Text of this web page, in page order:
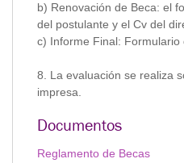
b) Renovación de Beca: el
del postulante y el Cv del
c) Informe Final: Formulario
8. La evaluación se realiza
impresa.
Documentos
Reglamento de Becas